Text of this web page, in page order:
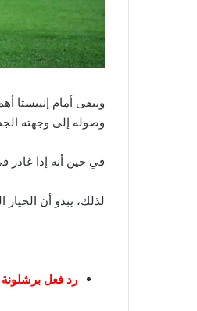
ويبقى أمام إنييستا
وصوله إلى وجهته
في حين أنه إذا غادر
لذلك، يبدو أن
رد فعل برشلونة